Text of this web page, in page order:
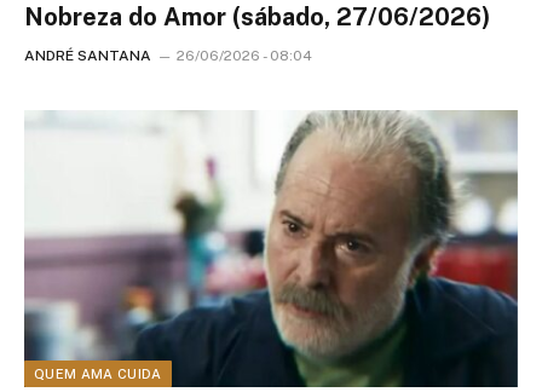
Nobreza do Amor (sábado, 27/06/2026)
ANDRÉ SANTANA 26/06/2026 - 08:04
QUEM AMA CUIDA